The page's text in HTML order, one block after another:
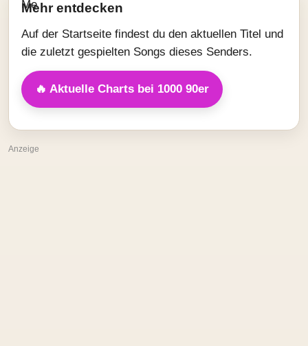
Mehr entdecken
Auf der Startseite findest du den aktuellen Titel und
die zuletzt gespielten Songs dieses Senders.
🔥 Aktuelle Charts bei 1000 90er
Anzeige